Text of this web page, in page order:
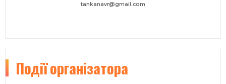
tankanavr@gmail.com
Подіїорганізатора